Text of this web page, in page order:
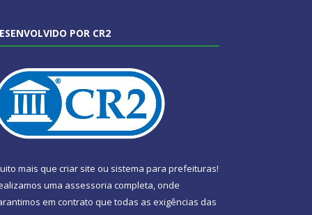
POR CR2
mais que criar site ou sistema para prefeituras!
uma assessoria completa, onde
em contrato que todas as exigências das